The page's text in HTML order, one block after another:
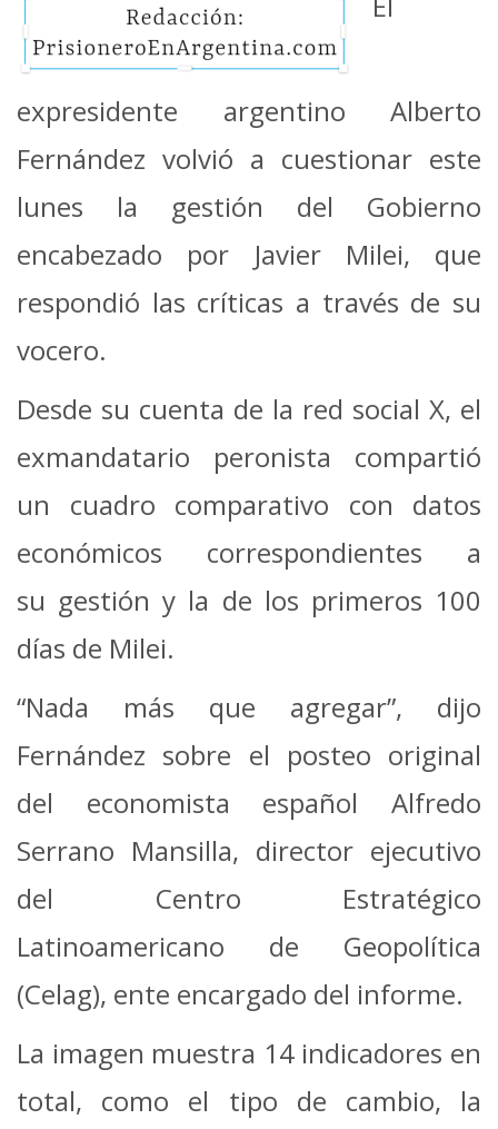
expresidente argentino Alberto
Fernández volvió a cuestionar este
lunes la gestión del Gobierno
encabezado por Javier Milei, que
respondió las críticas a través de su
vocero.
Desde su cuenta de la red social X, el
exmandatario peronista compartió
un cuadro comparativo con datos
económicos correspondientes a
su gestión y la de los primeros 100
días de Milei.
“Nada más que agregar”, dijo
Fernández sobre el posteo original
del economista español Alfredo
Serrano Mansilla, director ejecutivo
del Centro Estratégico
Latinoamericano de Geopolítica
(Celag), ente encargado del informe.
La imagen muestra 14 indicadores en
total, como el tipo de cambio, la